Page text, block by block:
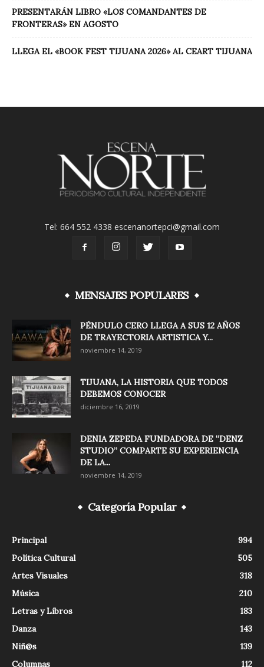
PRESENTARÁN LIBRO «LOS COMANDANTES DE
FRONTERAS» EN AGOSTO
LLEGA EL «BOOK FEST TIJUANA 2026» AL CEART TIJUANA
Tel: 664 552 4338 escenanortepci@gmail.com
MENSAJES POPULARES
PÉNDULO CERO LLEGA A SUS 12 AÑOS
DE TRAYECTORIA ARTISTICA Y...
noviembre 14, 2019
TIJUANA, LA HISTORIA QUE TODOS
DEBEMOS CONOCER
diciembre 16, 2019
DENIA ZEPEDA FUNDADORA DE “DENZ
STUDIO” COMPARTE SU EXPERIENCIA
DE LA...
noviembre 14, 2019
Categoría Popular
Principal
994
Política Cultural
505
Artes Visuales
318
Música
210
Letras y Libros
183
Danza
143
Niñ@s
139
Columnas
112